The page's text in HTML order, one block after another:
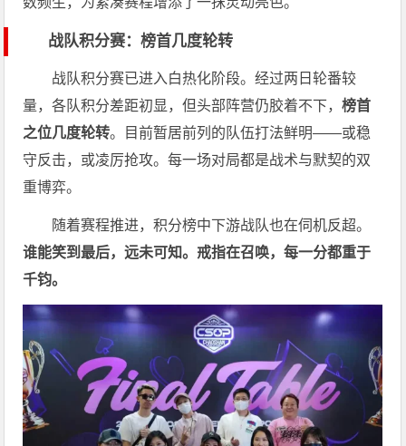
战队积分赛：榜首几度轮转
战队积分赛已进入白热化阶段。经过两日轮番较
量，各队积分差距初显，但头部阵营仍胶着不下，榜首
之位几度轮转。目前暂居前列的队伍打法鲜明——或稳
守反击，或凌厉抢攻。每一场对局都是战术与默契的双
重博弈。
随着赛程推进，积分榜中下游战队也在伺机反超。
谁能笑到最后，远未可知。戒指在召唤，每一分都重于
千钧。